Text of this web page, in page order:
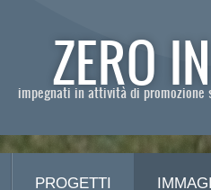
ZERO
impegnati in attività di
PROGETTI